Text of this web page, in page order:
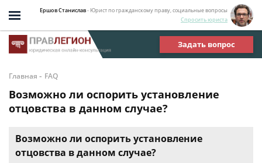
Ершов Станислав- Юрист по гражданскому праву, социальные вопросы
Спросить юриста
Задать вопрос
Главная - FAQ
Возможно ли оспорить установление
отцовства в данном случае?
Возможно ли оспорить установление
отцовства в данном случае?